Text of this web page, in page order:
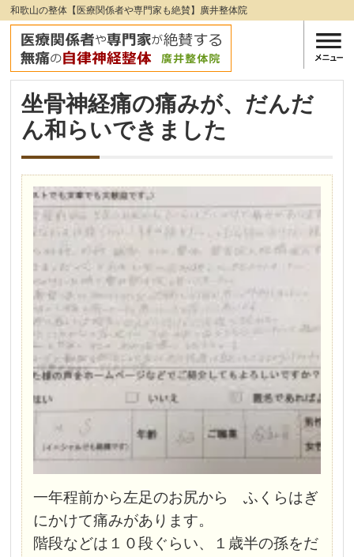
和歌山の整体【医療関係者や専門家も絶賛】廣井整体院
坐骨神経痛の痛みが、だんだ
ん和らいできました
一年程前から左足のお尻から ふくらはぎ
にかけて痛みがあります。
階段などは１０段ぐらい、１歳半の孫をだ